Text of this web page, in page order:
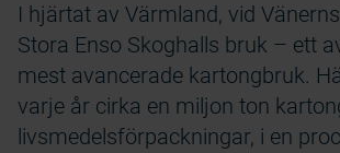
I hjärtat av Värmland, vid
Stora Enso Skoghalls bruk – ett
mest avancerade kartongbruk.
varje år cirka en miljon ton
livsmedelsförpackningar, i en